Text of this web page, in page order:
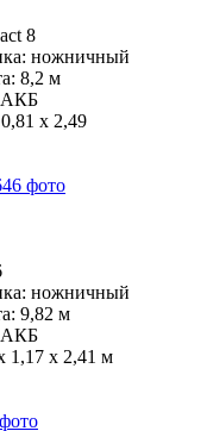
8
ножничный
8,2 м
АКБ
х 2,49
ножничный
9,82 м
АКБ
1,17 х 2,41 м